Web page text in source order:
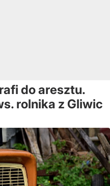
do aresztu.
rolnika z Gliwic